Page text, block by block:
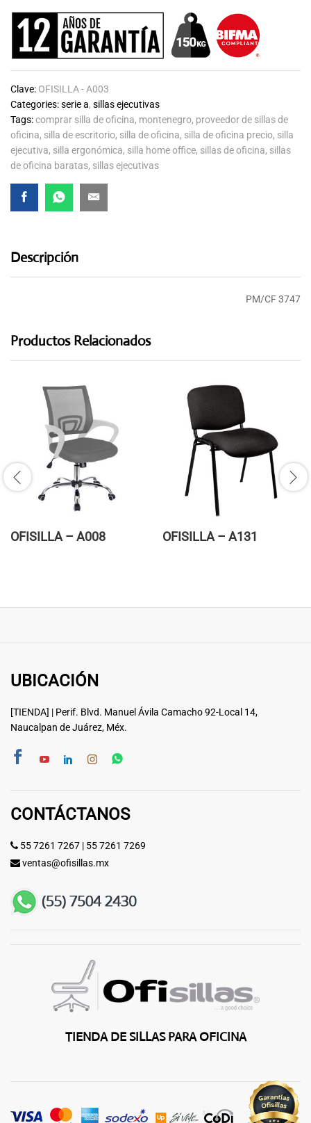
Clave: OFISILLA - A003
Categories:serie a, sillas ejecutivas
Tags:comprar silla de oficina, montenegro, proveedor de sillas de
oficina, silla de escritorio, silla de oficina, silla de oficina precio, silla
ejecutiva, silla ergonómica, silla home office, sillas de oficina, sillas
de oficina baratas, sillas ejecutivas
Descripción
PM/CF 3747
Productos Relacionados
OFISILLA – A008 OFISILLA – A131
UBICACIÓN
[TIENDA] | Perif. Blvd. Manuel Ávila Camacho 92-Local 14,
Naucalpan de Juárez, Méx.
CONTÁCTANOS
55 7261 7267 | 55 7261 7269
ventas@ofisillas.mx
TIENDA DE SILLAS PARA OFICINA